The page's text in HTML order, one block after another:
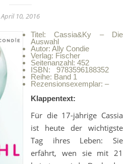
April 10, 2016
Titel: Cassia&Ky – Die
Auswahl
Autor: Ally Condie
Verlag: Fischer
Seitenanzahl: 452
ISBN: 9783596188352
Reihe: Band 1
Rezensionsexemplar: –
Klappentext:
Für die 17-jährige Cassia
ist heute der wichtigste
Tag ihres Leben: Sie
erfährt, wen sie mit 21